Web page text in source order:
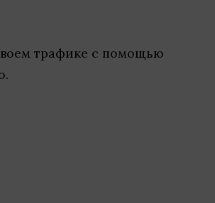
трафике с помощью